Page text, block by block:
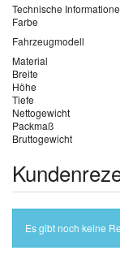
Technische
Farbe
Fahrzeugmodell
Material
Breite
Höhe
Tiefe
Nettogewicht
Packmaß
Bruttogewicht
Es gibt noch keine